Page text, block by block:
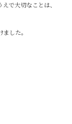
で大切なことは、
した。